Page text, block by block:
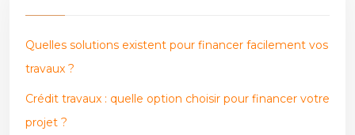
Quelles solutions existent pour financer facilement vos
travaux ?
Crédit travaux : quelle option choisir pour financer votre
projet ?